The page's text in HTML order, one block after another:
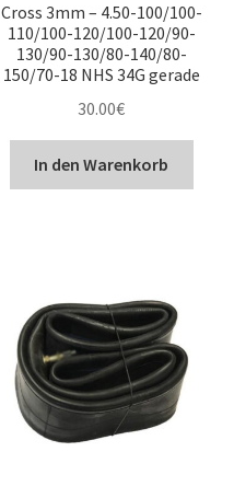
Cross 3mm – 4.50-100/100-
110/100-120/100-120/90-
130/90-130/80-140/80-
150/70-18 NHS 34G gerade
30.00€
In den Warenkorb